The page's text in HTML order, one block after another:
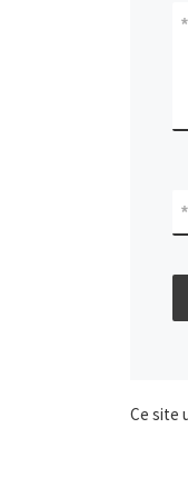
*
*
Ce site